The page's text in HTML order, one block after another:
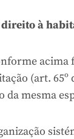
à
(art.
mesma